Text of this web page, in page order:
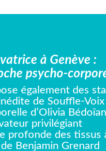
à Genève :
psycho-
également des
de Souffle-Voix
d’Olivia Bédoïan.
privilégiant
profonde des tissus
Benjamin Grenard